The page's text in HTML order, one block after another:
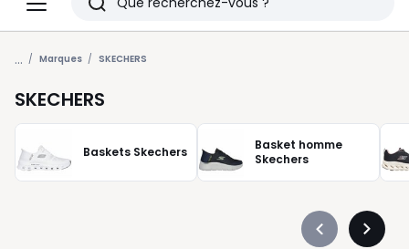
Menu Rechercher
Derniers
articles
vus
... Marques SKECHERS
SKECHERS
Baskets Skechers
Basket homme
Skechers
Précédent